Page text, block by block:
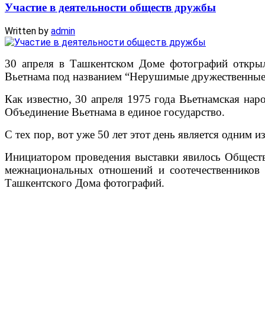
Участие в деятельности обществ дружбы
Written by admin
30 апреля в Ташкентском Доме фотографий
Вьетнама под названием “Нерушимые
Как известно, 30 апреля 1975 года Вьетнамская
Объединение Вьетнама в единое государство.
С тех пор, вот уже 50 лет этот день является одним
Инициатором проведения выставки явилось
межнациональных отношений и
Ташкентского Дома фотографий.